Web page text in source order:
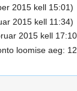
2015 kell 15:01)
2015 kell 11:34)
2015 kell
loomise aeg: